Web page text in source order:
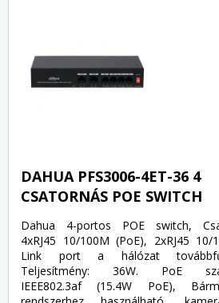
DAHUA PFS3006-4ET-36 4
CSATORNÁS POE SWITCH
Dahua 4-portos POE switch,
4xRJ45 10/100M (PoE), 2xRJ45 10/
Link port a hálózat
Teljesítmény: 36W. PoE
IEEE802.3af (15.4W PoE),